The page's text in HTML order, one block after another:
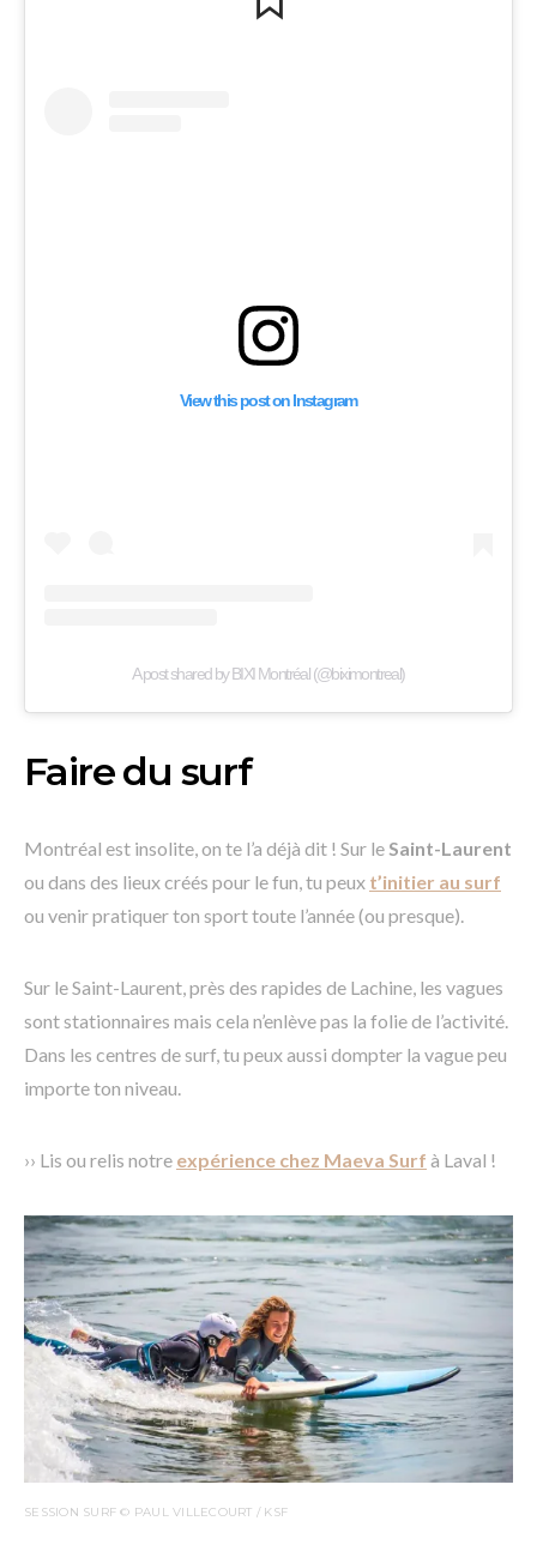
View this post on Instagram
A post shared by BIXI Montréal (@biximontreal)
Faire du surf
Montréal est insolite, on te l’a déjà dit ! Sur leSaint-Laurent
ou dans des lieux créés pour le fun, tu peux t’initier au surf
ou venir pratiquer ton sport toute l’année (ou presque).
Sur le Saint-Laurent, près des rapides de Lachine, les vagues
sont stationnaires mais cela n’enlève pas la folie de l’activité.
Dans les centres de surf, tu peux aussi dompter la vague peu
importe ton niveau.
›› Lis ou relis notre expérience chez Maeva Surf à Laval !
SESSION SURF © PAUL VILLECOURT / KSF